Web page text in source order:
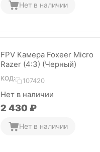
Нет в наличии
FPV Камера Foxeer Micro
Razer (4:3) (Черный)
КОД: 107420
Нет в наличии
2 430 ₽
Нет в наличии